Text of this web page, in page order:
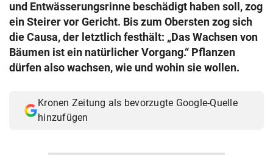
und Entwässerungsrinne beschädigt haben soll, zog
ein Steirer vor Gericht. Bis zum Obersten zog sich
die Causa, der letztlich festhält: „Das Wachsen von
Bäumen ist ein natürlicher Vorgang.“ Pflanzen
dürfen also wachsen, wie und wohin sie wollen.
Kronen Zeitung als bevorzugte Google-Quelle
hinzufügen